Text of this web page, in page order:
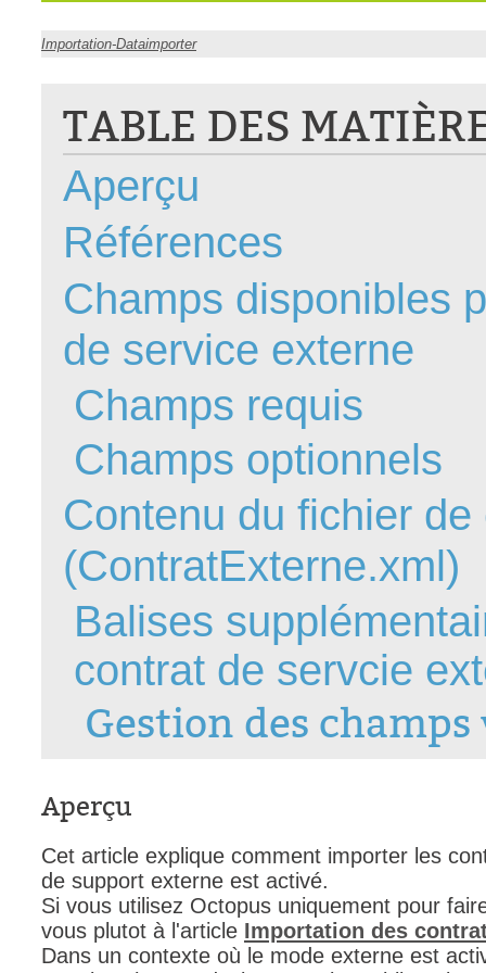
Configuration
Configuration
Dépannage
En construction
Entra
État des
externe
FAQ
Foire aux
Foire aux
Formations
Formulaire
Gestion des
Import
Importation-
Incident
inter équipe
Importation-Dataimporter
TABLE DES
Aperçu
Références
Champs disponibles
de service externe
Champs requis
Champs optionnels
Contenu du fichier
(ContratExterne.xml)
Balises
contrat de servcie
Gestion des champs
Aperçu
Cet article explique comment importer les
de support externe est activé.
Si vous utilisez Octopus uniquement pour
vous plutot à l'article Importation des
Dans un contexte où le mode externe est